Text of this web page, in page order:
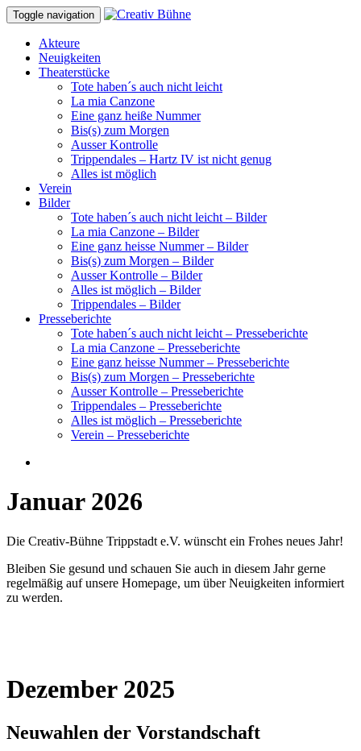
Toggle navigation
Akteure
Neuigkeiten
Theaterstücke
Tote haben´s auch nicht leicht
La mia Canzone
Eine ganz heiße Nummer
Bis(s) zum Morgen
Ausser Kontrolle
Trippendales – Hartz IV ist nicht genug
Alles ist möglich
Verein
Bilder
Tote haben´s auch nicht leicht – Bilder
La mia Canzone – Bilder
Eine ganz heisse Nummer – Bilder
Bis(s) zum Morgen – Bilder
Ausser Kontrolle – Bilder
Alles ist möglich – Bilder
Trippendales – Bilder
Presseberichte
Tote haben´s auch nicht leicht – Presseberichte
La mia Canzone – Presseberichte
Eine ganz heisse Nummer – Presseberichte
Bis(s) zum Morgen – Presseberichte
Ausser Kontrolle – Presseberichte
Trippendales – Presseberichte
Alles ist möglich – Presseberichte
Verein – Presseberichte
Januar 2026
Die Creativ-Bühne Trippstadt e.V. wünscht ein Frohes neues Jahr!
Bleiben Sie gesund und schauen Sie auch in diesem Jahr gerne
regelmäßig auf unsere Homepage, um über Neuigkeiten informiert
zu werden.
Dezember 2025
Neuwahlen der Vorstandschaft